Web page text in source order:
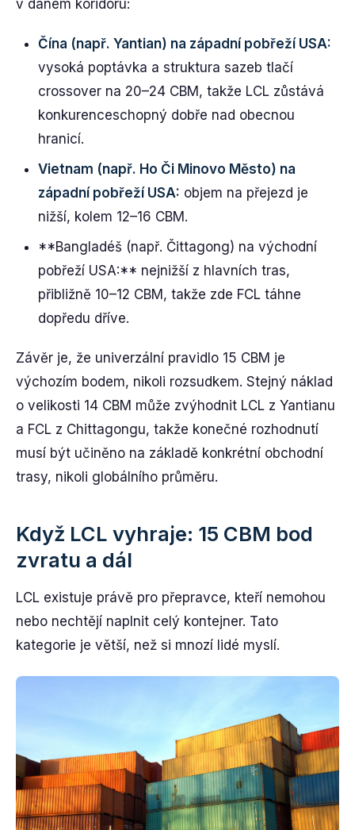
v daném koridoru:
Čína (např. Yantian) na západní pobřeží USA:
vysoká poptávka a struktura sazeb tlačí
crossover na 20–24 CBM, takže LCL zůstává
konkurenceschopný dobře nad obecnou
hranicí.
Vietnam (např. Ho Či Minovo Město) na
západní pobřeží USA: objem na přejezd je
nižší, kolem 12–16 CBM.
**Bangladéš (např. Čittagong) na východní
pobřeží USA:** nejnižší z hlavních tras,
přibližně 10–12 CBM, takže zde FCL táhne
dopředu dříve.
Závěr je, že univerzální pravidlo 15 CBM je
výchozím bodem, nikoli rozsudkem. Stejný náklad
o velikosti 14 CBM může zvýhodnit LCL z Yantianu
a FCL z Chittagongu, takže konečné rozhodnutí
musí být učiněno na základě konkrétní obchodní
trasy, nikoli globálního průměru.
Když LCL vyhraje: 15 CBM bod
zvratu a dál
LCL existuje právě pro přepravce, kteří nemohou
nebo nechtějí naplnit celý kontejner. Tato
kategorie je větší, než si mnozí lidé myslí.